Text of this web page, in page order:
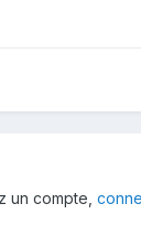
un compte,